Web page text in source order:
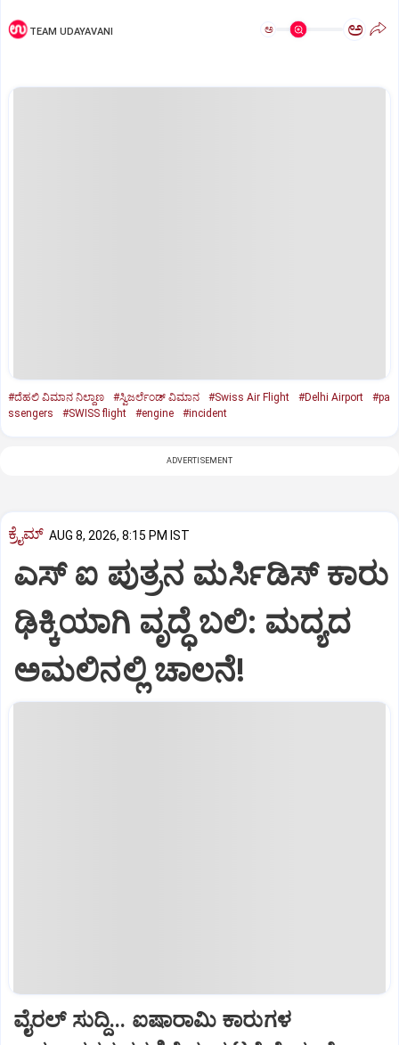
TEAM UDAYAVANI ಅ ಅ
#ದೆಹಲಿ ವಿಮಾನ ನಿಲ್ದಾಣ #ಸ್ವಿಜರ್ಲೆಂಡ್ ವಿಮಾನ #Swiss Air Flight #Delhi Airport
#pa
ssengers
#SWISS flight #engine #incident
ADVERTISEMENT
ಕ್ರೈಮ್ AUG 8, 2026, 8:15 PM IST
ಎಸ್ ಐ ಪುತ್ರನ ಮರ್ಸಿಡಿಸ್‌ ಕಾರು
ಢಿಕ್ಕಿಯಾಗಿ ವೃದ್ಧೆ ಬಲಿ: ಮದ್ಯದ
ಅಮಲಿನಲ್ಲಿ ಚಾಲನೆ!
ವೈರಲ್ ಸುದ್ದಿ... ಐಷಾರಾಮಿ ಕಾರುಗಳ